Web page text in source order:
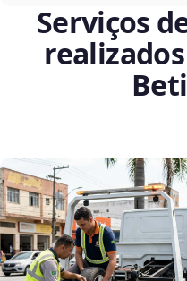
Serviços